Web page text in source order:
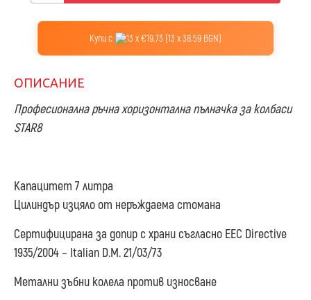
Купи с 13 x €19.73 (13 x 38.59 BGN)
ОПИСАНИЕ
Професионална ръчна хоризонтална пълначка за колбаси
STAR8
Капацитет 7 литра
Цилиндър изцяло от неръждаема стомана
Сертифицирана за допир с храни съгласно EEC Directive
1935/2004 – Italian D.M. 21/03/73
Метални зъбни колела против износване